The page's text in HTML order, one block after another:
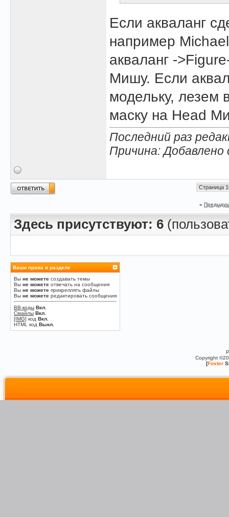
Если акваланг
например
акваланг -
Мишу. Если
модельку, лезем
маску на Head
Последний раз
Причина:
Страница
«
Здесь присутствуют: 6
Ваши права в разделе
Вы не можете создавать темы
Вы не можете отвечать на сообщения
Вы не можете прикреплять файлы
Вы не можете редактировать сообщения
BB-коды Вкл.
Смайлы Вкл.
[IMG] код Вкл.
HTML код Выкл.
Copyright
[Foxter